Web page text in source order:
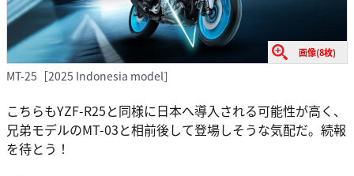
画像(8枚)
MT-25［2025 Indonesia model］
こちらもYZF-R25と同様に日本へ導入される可能性が高く、
兄弟モデルのMT-03と相前後して登場しそうな気配だ。続報
を待とう！